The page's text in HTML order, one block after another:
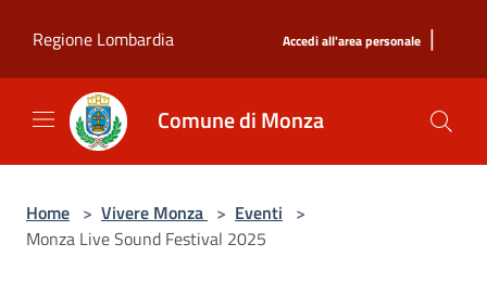
Regione Lombardia
Accedi all'area personale |
Comune di Monza
Home > Vivere Monza > Eventi >
Monza Live Sound Festival 2025